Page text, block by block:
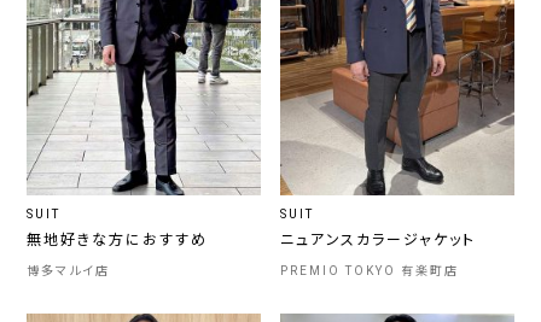
SUIT
無地好きな方におすすめ
博多マルイ店
SUIT
ニュアンスカラージャケット
PREMIO TOKYO 有楽町店